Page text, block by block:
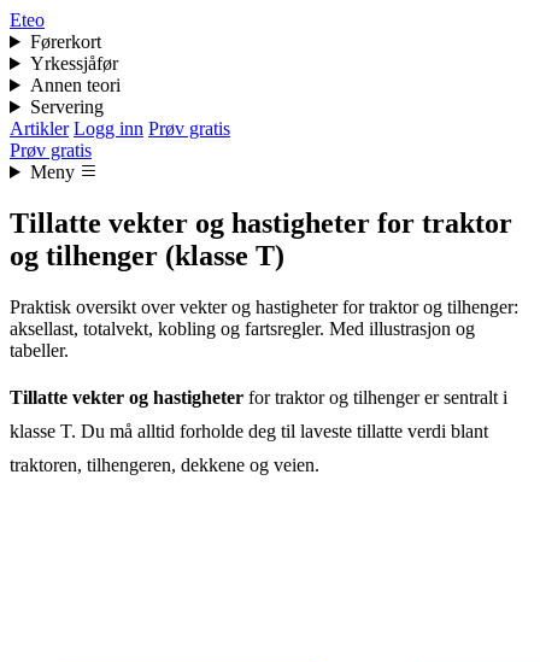
Eteo
Førerkort
Yrkessjåfør
Annen teori
Servering
Artikler Logg inn Prøv gratis
Prøv gratis
Meny
Tillatte vekter og hastigheter for traktor
og tilhenger (klasse T)
Praktisk oversikt over vekter og hastigheter for traktor og tilhenger:
aksellast, totalvekt, kobling og fartsregler. Med illustrasjon og
tabeller.
Tillatte vekter og hastigheter for traktor og tilhenger er sentralt i
klasse T. Du må alltid forholde deg til laveste tillatte verdi blant
traktoren, tilhengeren, dekkene og veien.